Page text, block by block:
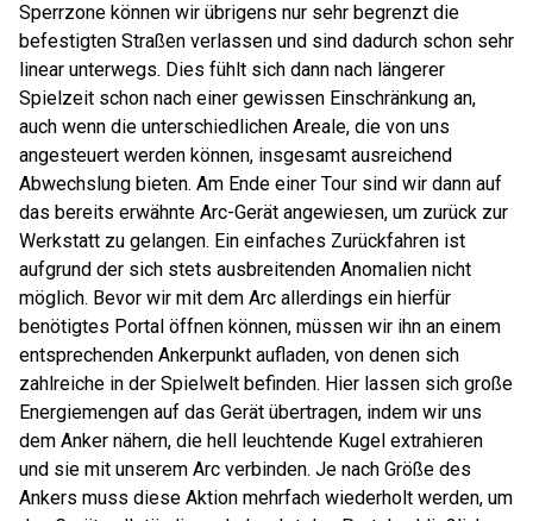
Sperrzone können wir übrigens nur sehr begrenzt die
befestigten Straßen verlassen und sind dadurch schon sehr
linear unterwegs. Dies fühlt sich dann nach längerer
Spielzeit schon nach einer gewissen Einschränkung an,
auch wenn die unterschiedlichen Areale, die von uns
angesteuert werden können, insgesamt ausreichend
Abwechslung bieten. Am Ende einer Tour sind wir dann auf
das bereits erwähnte Arc-Gerät angewiesen, um zurück zur
Werkstatt zu gelangen. Ein einfaches Zurückfahren ist
aufgrund der sich stets ausbreitenden Anomalien nicht
möglich. Bevor wir mit dem Arc allerdings ein hierfür
benötigtes Portal öffnen können, müssen wir ihn an einem
entsprechenden Ankerpunkt aufladen, von denen sich
zahlreiche in der Spielwelt befinden. Hier lassen sich große
Energiemengen auf das Gerät übertragen, indem wir uns
dem Anker nähern, die hell leuchtende Kugel extrahieren
und sie mit unserem Arc verbinden. Je nach Größe des
Ankers muss diese Aktion mehrfach wiederholt werden, um